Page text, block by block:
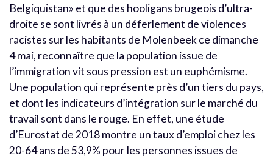
Belgiquistan» et que des hooligans brugeois d’ultra-
droite se sont livrés à un déferlement de violences
racistes sur les habitants de Molenbeek ce dimanche
4 mai, reconnaître que la population issue de
l’immigration vit sous pression est un euphémisme.
Une population qui représente près d’un tiers du pays,
et dont les indicateurs d’intégration sur le marché du
travail sont dans le rouge. En effet, une étude
d’Eurostat de 2018 montre un taux d’emploi chez les
20-64 ans de 53,9% pour les personnes issues de